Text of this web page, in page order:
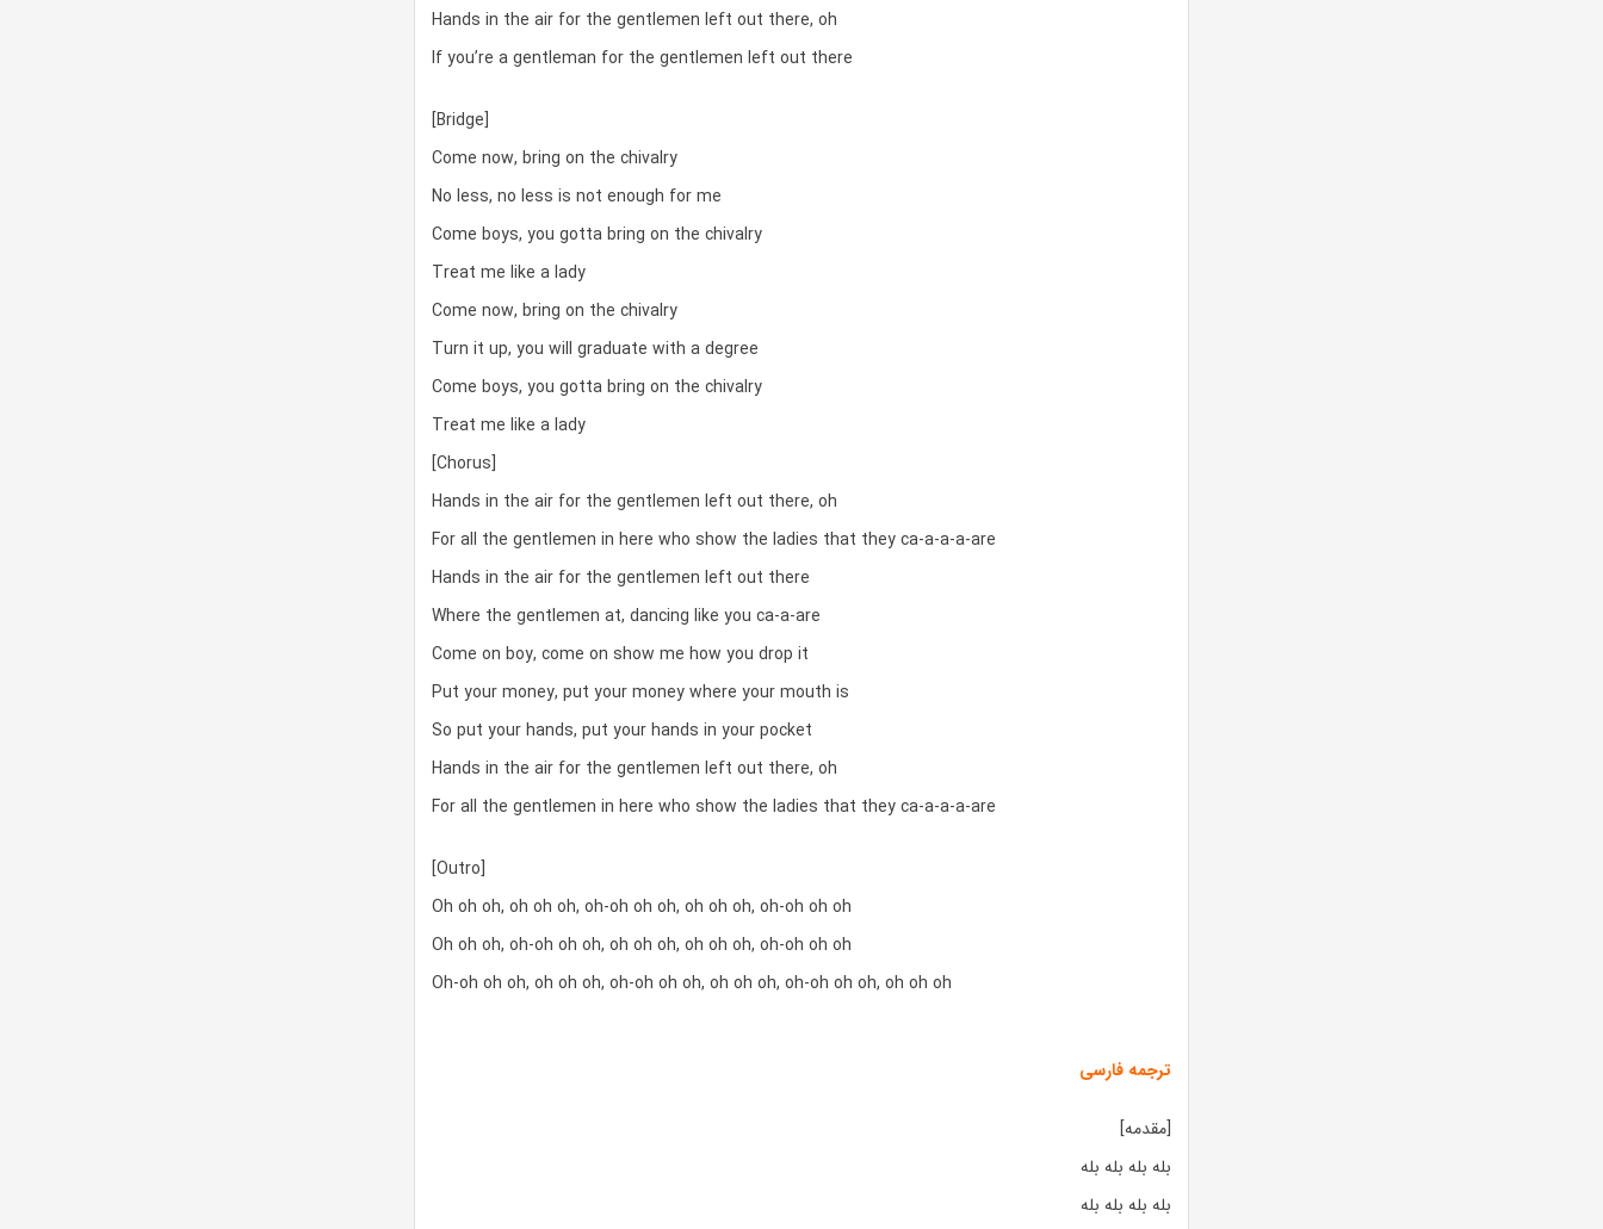
Hands in the air for the gentlemen left out there, oh
If you’re a gentleman for the gentlemen left out there
[Bridge]
Come now, bring on the chivalry
No less, no less is not enough for me
Come boys, you gotta bring on the chivalry
Treat me like a lady
Come now, bring on the chivalry
Turn it up, you will graduate with a degree
Come boys, you gotta bring on the chivalry
Treat me like a lady
[Chorus]
Hands in the air for the gentlemen left out there, oh
For all the gentlemen in here who show the ladies that they ca-a-a-a-are
Hands in the air for the gentlemen left out there
Where the gentlemen at, dancing like you ca-a-are
Come on boy, come on show me how you drop it
Put your money, put your money where your mouth is
So put your hands, put your hands in your pocket
Hands in the air for the gentlemen left out there, oh
For all the gentlemen in here who show the ladies that they ca-a-a-a-are
[Outro]
Oh oh oh, oh oh oh, oh-oh oh oh, oh oh oh, oh-oh oh oh
Oh oh oh, oh-oh oh oh, oh oh oh, oh oh oh, oh-oh oh oh
Oh-oh oh oh, oh oh oh, oh-oh oh oh, oh oh oh, oh-oh oh oh, oh oh oh
ترجمه فارسی
[مقدمه]
بله بله بله بله
بله بله بله بله